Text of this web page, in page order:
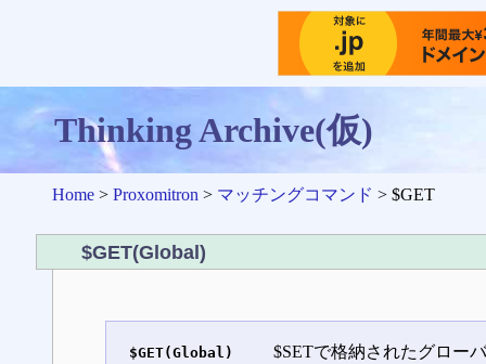
Thinking Archive(仮)
Home > Proxomitron > マッチングコマンド > $GET
$GET(Global)
$GET(Global) $SETで格納されたグロー